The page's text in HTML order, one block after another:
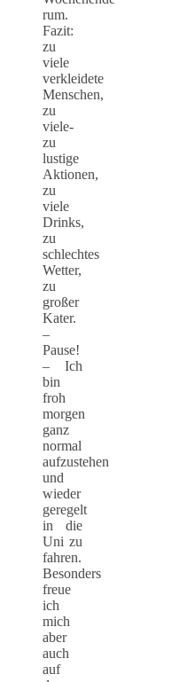
rum.
Fazit:
zu
viele
verkleidete
Menschen,
zu
viele-
zu
lustige
Aktionen,
zu
viele
Drinks,
zu
schlechtes
Wetter,
zu
großer
Kater.
–
Pause!
– Ich
bin
froh
morgen
ganz
normal
aufzustehen
und
wieder
geregelt
in die
Uni zu
fahren.
Besonders
freue
ich
mich
aber
auch
auf